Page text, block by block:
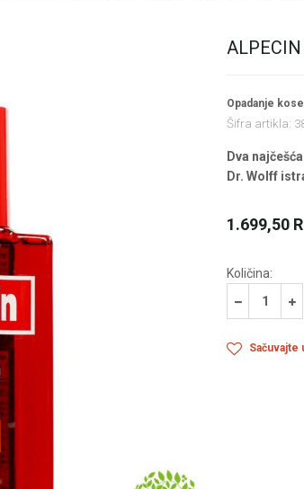
Opadanje kose
Šifra artikla:
Dva
Dr. Wolff
1.699,50
Količina:
Sačuvajte